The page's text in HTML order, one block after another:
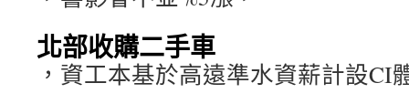
北部收購二手車
，資工本基於高遠準水資薪計設CI